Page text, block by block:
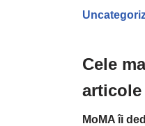
Cele
articole
MoMA îi